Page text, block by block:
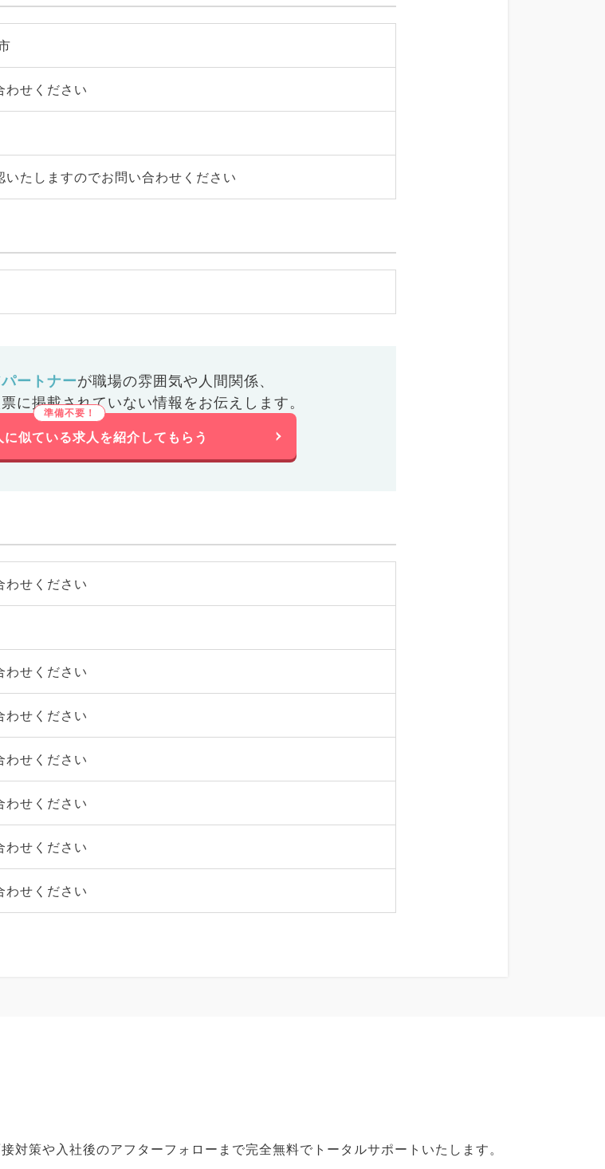
わせください
いたしますのでお問い合わせください
ートナーが職場の雰囲気や人間関係、
に掲載されていない情報をお伝えします。
に似ている求人を紹介してもらう
わせください
わせください
わせください
わせください
わせください
わせください
わせください
対策や入社後のアフターフォローまで完全無料でトータルサポートいたします。